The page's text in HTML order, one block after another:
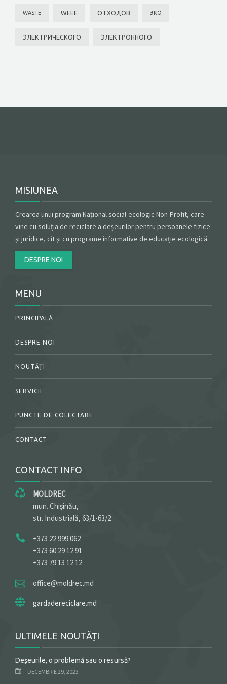
WASTE WEEE ОТХОДОВ ЭКО
ЭЛЕКТРИЧЕСКОГО ЭЛЕКТРОННОГО
MISIUNEA
Crearea unui program Național social-ecologic Non-Profit, care
vine cu soluția de reciclare a deșeurilor pentru persoanele fizice
și juridice, cît și cu programe informative de educație ecologică.
DESPRE NOI
MENU
PRINCIPALĂ
DESPRE NOI
NOUTĂȚI
SERVICII
PUNCTE DE COLECTARE
CONTACT
CONTACT INFO
MOLDREC
mun. Chișinău,
str. Industrială, 63/1-63/2
+373 22 999 062
+373 60 29 12 91
+373 79 13 12 12
office@moldrec.md
gardadereciclare.md
ULTIMELE NOUTĂȚI
Deșeurile, o problemă sau o resursă?
DECEMBRIE 29, 2023